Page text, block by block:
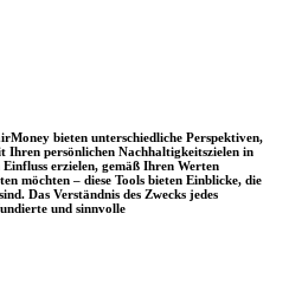
bieten unterschiedliche Perspektiven,
Ihren persönlichen Nachhaltigkeitszielen in
erzielen, gemäß Ihren Werten
möchten – diese Tools bieten Einblicke, die
Das Verständnis des Zwecks jedes
und sinnvolle